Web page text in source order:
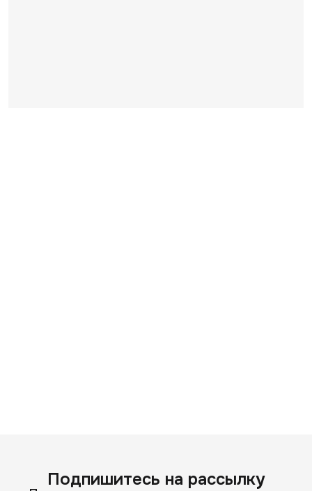
Подпишитесь на рассылку